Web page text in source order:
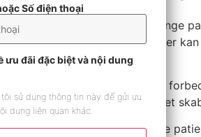
for alkoholmisbrug. Mange
metoder. Disse metoder
og mentale afhængighed.
kan føre til betydelige
behandlingsresultater, da det
i behandlingen. Mange
Số điện thoại
ưu đãi đặc biệt và nội dung
sử dụng thông tin này để gửi ưu
dung liên quan khác.